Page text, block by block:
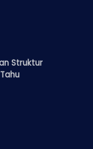
Struktur